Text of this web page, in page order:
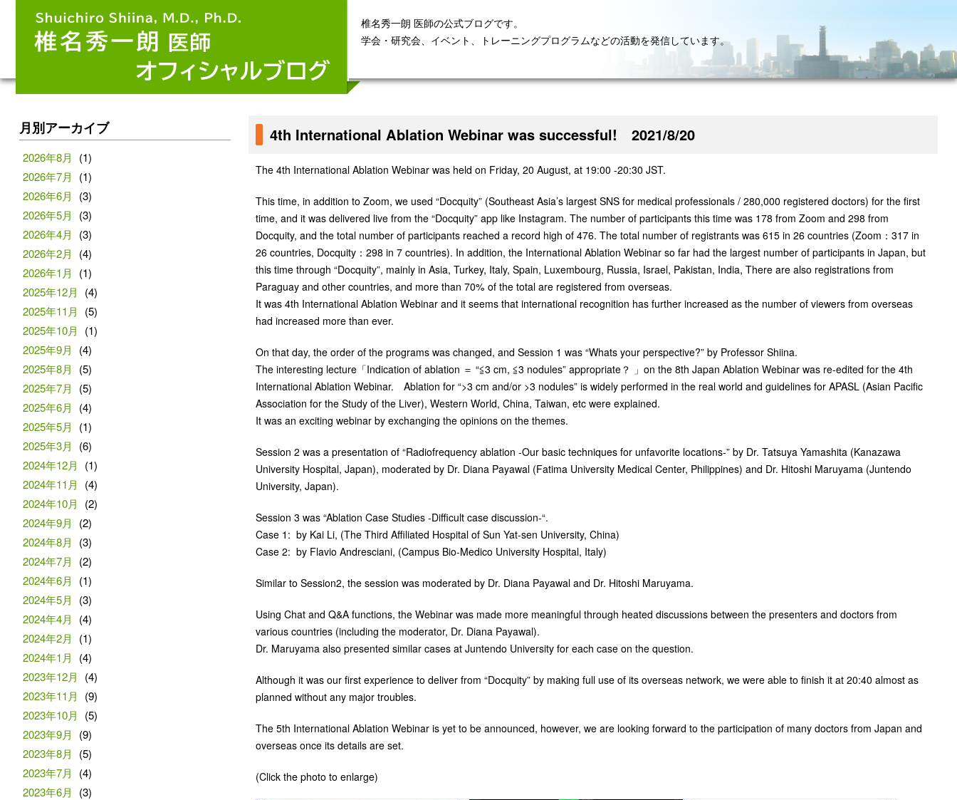
椎名秀一朗 医師の公式ブログです。
学会・研究会、イベント、トレーニングプログラムなどの活動を発信しています。
4th International Ablation Webinar was successful! 2021/8/20
The 4th International Ablation Webinar was held on Friday, 20 August, at 19:00 -20:30 JST.
This time, in addition to Zoom, we used “Docquity” (Southeast Asia’s largest SNS for medical professionals / 280,000 registered doctors) for the first
time, and it was delivered live from the “Docquity” app like Instagram. The number of participants this time was 178 from Zoom and 298 from
Docquity, and the total number of participants reached a record high of 476. The total number of registrants was 615 in 26 countries (Zoom：317 in
26 countries, Docquity：298 in 7 countries). In addition, the International Ablation Webinar so far had the largest number of participants in Japan, but
this time through “Docquity”, mainly in Asia, Turkey, Italy, Spain, Luxembourg, Russia, Israel, Pakistan, India, There are also registrations from
Paraguay and other countries, and more than 70% of the total are registered from overseas.
It was 4th International Ablation Webinar and it seems that international recognition has further increased as the number of viewers from overseas
had increased more than ever.
On that day, the order of the programs was changed, and Session 1 was “Whats your perspective?” by Professor Shiina.
The interesting lecture「Indication of ablation ＝ “≦3 cm, ≦3 nodules” appropriate？ 」on the 8th Japan Ablation Webinar was re-edited for the 4th
International Ablation Webinar. Ablation for “>3 cm and/or >3 nodules” is widely performed in the real world and guidelines for APASL (Asian Pacific
Association for the Study of the Liver), Western World, China, Taiwan, etc were explained.
It was an exciting webinar by exchanging the opinions on the themes.
Session 2 was a presentation of “Radiofrequency ablation -Our basic techniques for unfavorite locations-” by Dr. Tatsuya Yamashita (Kanazawa
University Hospital, Japan), moderated by Dr. Diana Payawal (Fatima University Medical Center, Philippines) and Dr. Hitoshi Maruyama (Juntendo
University, Japan).
Session 3 was “Ablation Case Studies -Difficult case discussion-“.
Case 1: by Kai Li, (The Third Affiliated Hospital of Sun Yat-sen University, China)
Case 2: by Flavio Andresciani, (Campus Bio-Medico University Hospital, Italy)
Similar to Session2, the session was moderated by Dr. Diana Payawal and Dr. Hitoshi Maruyama.
Using Chat and Q&A functions, the Webinar was made more meaningful through heated discussions between the presenters and doctors from
various countries (including the moderator, Dr. Diana Payawal).
Dr. Maruyama also presented similar cases at Juntendo University for each case on the question.
Although it was our first experience to deliver from “Docquity” by making full use of its overseas network, we were able to finish it at 20:40 almost as
planned without any major troubles.
The 5th International Ablation Webinar is yet to be announced, however, we are looking forward to the participation of many doctors from Japan and
overseas once its details are set.
(Click the photo to enlarge)
月別アーカイブ
2026年8月
(1)
2026年7月
(1)
2026年6月
(3)
2026年5月
(3)
2026年4月
(3)
2026年2月
(4)
2026年1月
(1)
2025年12月
(4)
2025年11月
(5)
2025年10月
(1)
2025年9月
(4)
2025年8月
(5)
2025年7月
(5)
2025年6月
(4)
2025年5月
(1)
2025年3月
(6)
2024年12月
(1)
2024年11月
(4)
2024年10月
(2)
2024年9月
(2)
2024年8月
(3)
2024年7月
(2)
2024年6月
(1)
2024年5月
(3)
2024年4月
(4)
2024年2月
(1)
2024年1月
(4)
2023年12月
(4)
2023年11月
(9)
2023年10月
(5)
2023年9月
(9)
2023年8月
(5)
2023年7月
(4)
2023年6月
(3)